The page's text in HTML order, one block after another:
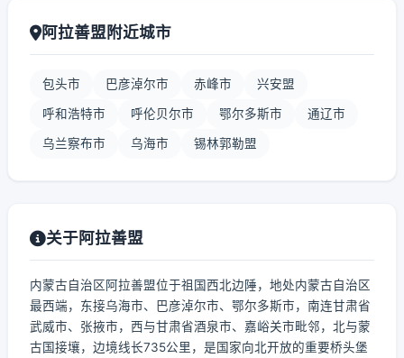
阿拉善盟附近城市
包头市 巴彦淖尔市 赤峰市 兴安盟
呼和浩特市 呼伦贝尔市 鄂尔多斯市 通辽市
乌兰察布市 乌海市 锡林郭勒盟
关于阿拉善盟
内蒙古自治区阿拉善盟位于祖国西北边陲，地处内蒙古自治区
最西端，东接乌海市、巴彦淖尔市、鄂尔多斯市，南连甘肃省
武威市、张掖市，西与甘肃省酒泉市、嘉峪关市毗邻，北与蒙
古国接壤，边境线长735公里，是国家向北开放的重要桥头堡